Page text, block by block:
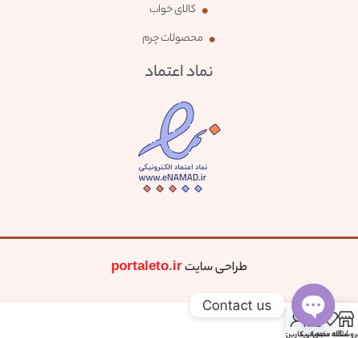
کالای خواب
محصولات چرم
نماد اعتماد
طراحی سایتportaleto.ir
علاقه مندی
سبد خرید
حساب کاربری من
Contact us
Open